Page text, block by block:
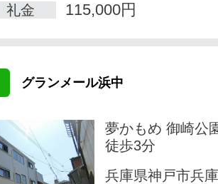
礼金 115,000円
グランメール浜中
夢かもめ 御崎公
徒歩3分
兵庫県神戸市兵